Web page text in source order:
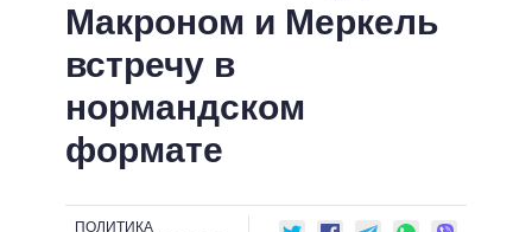
СОБЫТИЯ
СТАТЬИ
МНЕНИЯ
ОБЗОРЫ
ДАЙДЖЕСТЫ
ЭКОНОМИКА
ПОЛИТИКИ
ВСЕ ПОЛИТИКИ
ПРЕЗИДЕНТ И ОФИС
ВЕРХОВНАЯ РАДА
ИНФОГРАФИКА
Макроном и Меркель
встречу в
нормандском
формате
ПОЛИТИКА